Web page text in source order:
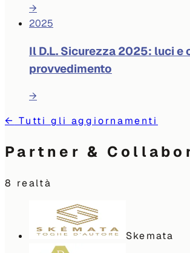
→
2025
Il D.L. Sicurezza 2025: luci e
provvedimento
→
← Tutti gli aggiornamenti
Partner &
8 realtà
Skemata